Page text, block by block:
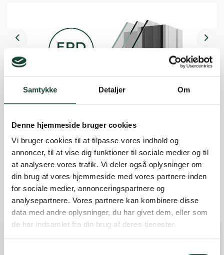
Samtykke Detaljer Om
Denne hjemmeside bruger cookies
Vi bruger cookies til at tilpasse vores indhold og
annoncer, til at vise dig funktioner til sociale medier og til
at analysere vores trafik. Vi deler også oplysninger om
din brug af vores hjemmeside med vores partnere inden
for sociale medier, annonceringspartnere og
analysepartnere. Vores partnere kan kombinere disse
data med andre oplysninger, du har givet dem, eller som
de har indsamlet fra din brug af deres tjenester.
Previous
8. maj 2026
Vindunor samler alle EPD’er ét sted!
Vindunor A/S